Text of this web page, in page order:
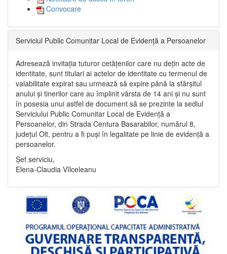
Convocare
Serviciul Public Comunitar Local de Evidență a Persoanelor
Adresează invitația tuturor cetățenilor care nu dețin acte de
identitate, sunt titulari ai actelor de identitate cu termenul de
valabilitate expirat sau urmează să expire până la sfârșitul
anului și tinerilor care au împlinit vârsta de 14 ani și nu sunt
în posesia unui astfel de document să se prezinte la sediul
Serviciului Public Comunitar Local de Evidență a
Persoanelor, din Strada Centura Basarabilor, numărul 8,
județul Olt, pentru a fi puși în legalitate pe linie de evidență a
persoanelor.
Șef serviciu,
Elena-Claudia Vîlceleanu